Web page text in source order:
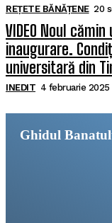
REȚETE BĂNĂȚENE 20
VIDEO Noul
inaugurare.
universitară din
INEDIT 4 februarie 2025
Ghidul